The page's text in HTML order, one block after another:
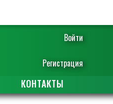
Войти
Регистрация
КОНТАКТЫ